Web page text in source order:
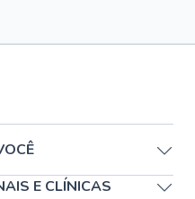
E CLÍNICAS